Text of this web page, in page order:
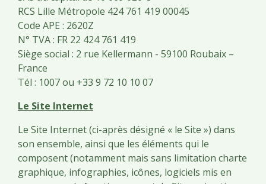
RCS Lille Métropole 424 761 419 00045
Code APE : 2620Z
N° TVA : FR 22 424 761 419
Siège social : 2 rue Kellermann - 59100 Roubaix –
France
Tél : 1007 ou +33 9 72 10 10 07
Le Site Internet
Le Site Internet (ci-après désigné « le Site ») dans
son ensemble, ainsi que les éléments qui le
composent (notamment mais sans limitation charte
graphique, infographies, icônes, logiciels mis en